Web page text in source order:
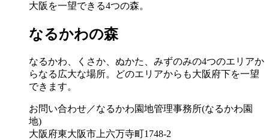
大阪を一望できる4つの森。
なるかわの森
なるかわ、くさか、ぬかた、みずのみの4つのエリアか
らなる広大な場所。どのエリアからも大阪府下を一望
できます。
お問い合わせ／なるかわ園地管理事務所(なるかわ園
地)
大阪府東大阪市上六万寺町1748-2